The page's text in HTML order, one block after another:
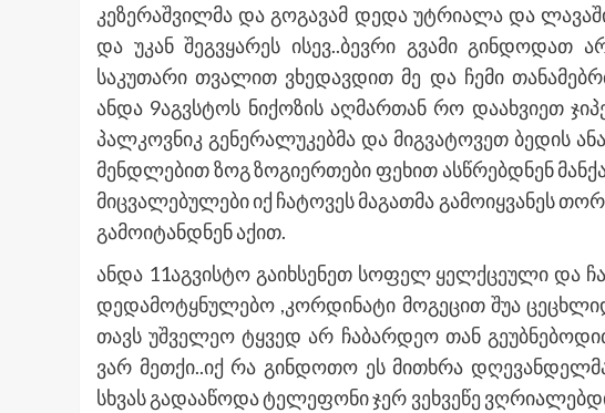
კეზერაშვილმა და გოგავამ დედა უტრიალა და ლავაში
და უკან შეგვყარეს ისევ..ბევრი გვამი გინდოდათ
საკუთარი თვალით ვხედავდით მე და ჩემი
ანდა 9აგვსტოს ნიქოზის აღმართან რო დაახვიეთ
პალკოვნიკ გენერალუკებმა და მიგვატოვეთ ბედის
მენდლებით ზოგ ზოგიერთები ფეხით ასწრებდნენ
მიცვალებულები იქ ჩატოვეს მაგათმა გამოიყვანეს
გამოიტანდნენ აქით.
ანდა 11აგვისტო გაიხსენეთ სოფელ ყელქცეული და
დედამოტყნულებო ,კორდინატი მოგეცით შუა
თავს უშველეო ტყვედ არ ჩაბარდეო თან
ვარ მეთქი..იქ რა გინდოთო ეს მითხრა
სხვას გადააწოდა ტელეფონი ჯერ ვეხვეწე